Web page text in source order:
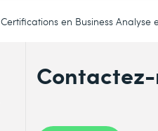
Certifications en Business